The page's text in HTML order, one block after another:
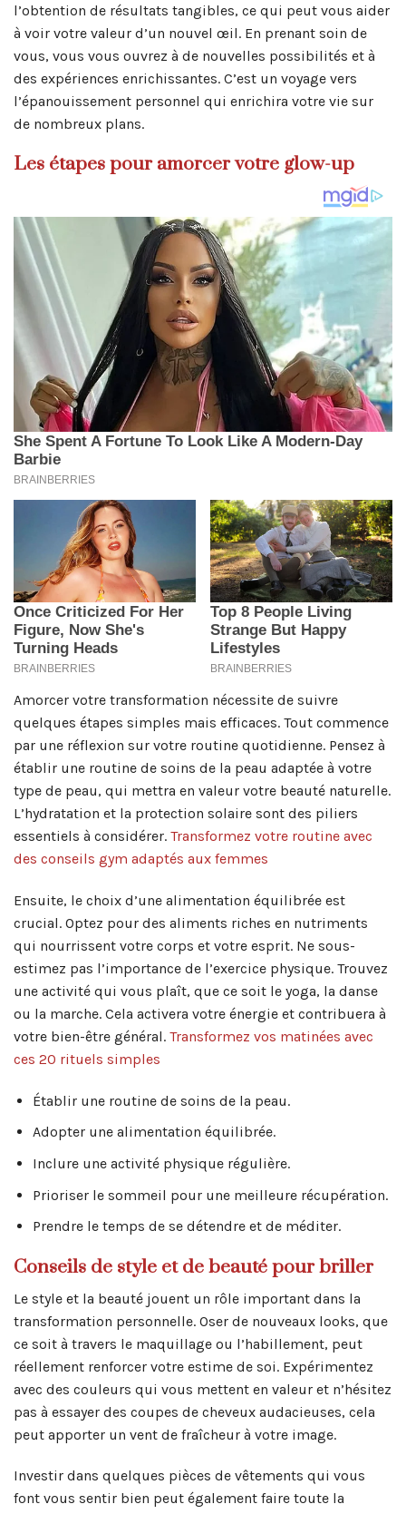
l’obtention de résultats tangibles, ce qui peut vous aider
à voir votre valeur d’un nouvel œil. En prenant soin de
vous, vous vous ouvrez à de nouvelles possibilités et à
des expériences enrichissantes. C’est un voyage vers
l’épanouissement personnel qui enrichira votre vie sur
de nombreux plans.
Les étapes pour amorcer votre glow-up
Amorcer votre transformation nécessite de suivre
quelques étapes simples mais efficaces. Tout commence
par une réflexion sur votre routine quotidienne. Pensez à
établir une routine de soins de la peau adaptée à votre
type de peau, qui mettra en valeur votre beauté naturelle.
L’hydratation et la protection solaire sont des piliers
essentiels à considérer. Transformez votre routine avec
des conseils gym adaptés aux femmes
Ensuite, le choix d’une alimentation équilibrée est
crucial. Optez pour des aliments riches en nutriments
qui nourrissent votre corps et votre esprit. Ne sous-
estimez pas l’importance de l’exercice physique. Trouvez
une activité qui vous plaît, que ce soit le yoga, la danse
ou la marche. Cela activera votre énergie et contribuera à
votre bien-être général. Transformez vos matinées avec
ces 20 rituels simples
Établir une routine de soins de la peau.
Adopter une alimentation équilibrée.
Inclure une activité physique régulière.
Prioriser le sommeil pour une meilleure récupération.
Prendre le temps de se détendre et de méditer.
Conseils de style et de beauté pour briller
Le style et la beauté jouent un rôle important dans la
transformation personnelle. Oser de nouveaux looks, que
ce soit à travers le maquillage ou l’habillement, peut
réellement renforcer votre estime de soi. Expérimentez
avec des couleurs qui vous mettent en valeur et n’hésitez
pas à essayer des coupes de cheveux audacieuses, cela
peut apporter un vent de fraîcheur à votre image.
Investir dans quelques pièces de vêtements qui vous
font vous sentir bien peut également faire toute la